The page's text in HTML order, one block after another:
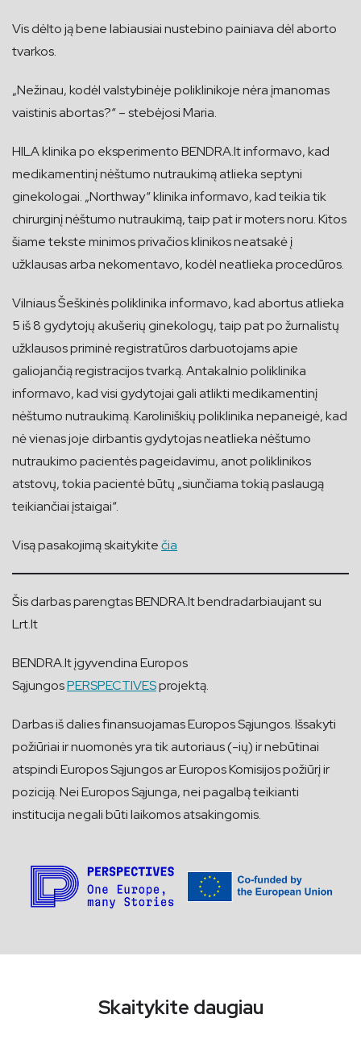
Vis dėlto ją bene labiausiai nustebino painiava dėl aborto
tvarkos.
„Nežinau, kodėl valstybinėje poliklinikoje nėra įmanomas
vaistinis abortas?“ – stebėjosi Maria.
HILA klinika po eksperimento BENDRA.lt informavo, kad
medikamentinį nėštumo nutraukimą atlieka septyni
ginekologai. „Northway“ klinika informavo, kad teikia tik
chirurginį nėštumo nutraukimą, taip pat ir moters noru. Kitos
šiame tekste minimos privačios klinikos neatsakė į
užklausas arba nekomentavo, kodėl neatlieka procedūros.
Vilniaus Šeškinės poliklinika informavo, kad abortus atlieka
5 iš 8 gydytojų akušerių ginekologų, taip pat po žurnalistų
užklausos priminė registratūros darbuotojams apie
galiojančią registracijos tvarką. Antakalnio poliklinika
informavo, kad visi gydytojai gali atlikti medikamentinį
nėštumo nutraukimą. Karoliniškių poliklinika nepaneigė, kad
nė vienas joje dirbantis gydytojas neatlieka nėštumo
nutraukimo pacientės pageidavimu, anot poliklinikos
atstovų, tokia pacientė būtų „siunčiama tokią paslaugą
teikiančiai įstaigai“.
Visą pasakojimą skaitykitečia
Šis darbas parengtas BENDRA.lt bendradarbiaujant su
Lrt.lt
BENDRA.lt įgyvendina Europos
SąjungosPERSPECTIVESprojektą.
Darbas iš dalies finansuojamas Europos Sąjungos. Išsakyti
požiūriai ir nuomonės yra tik autoriaus (-ių) ir nebūtinai
atspindi Europos Sąjungos ar Europos Komisijos požiūrį ir
poziciją. Nei Europos Sąjunga, nei pagalbą teikianti
institucija negali būti laikomos atsakingomis.
Skaitykite daugiau